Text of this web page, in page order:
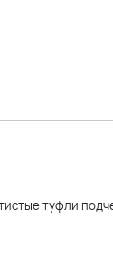
туфли